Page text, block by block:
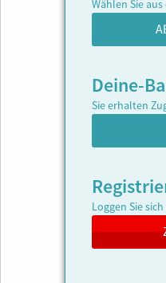
Wählen Sie
Deine-
Sie erhalten
Loggen Sie